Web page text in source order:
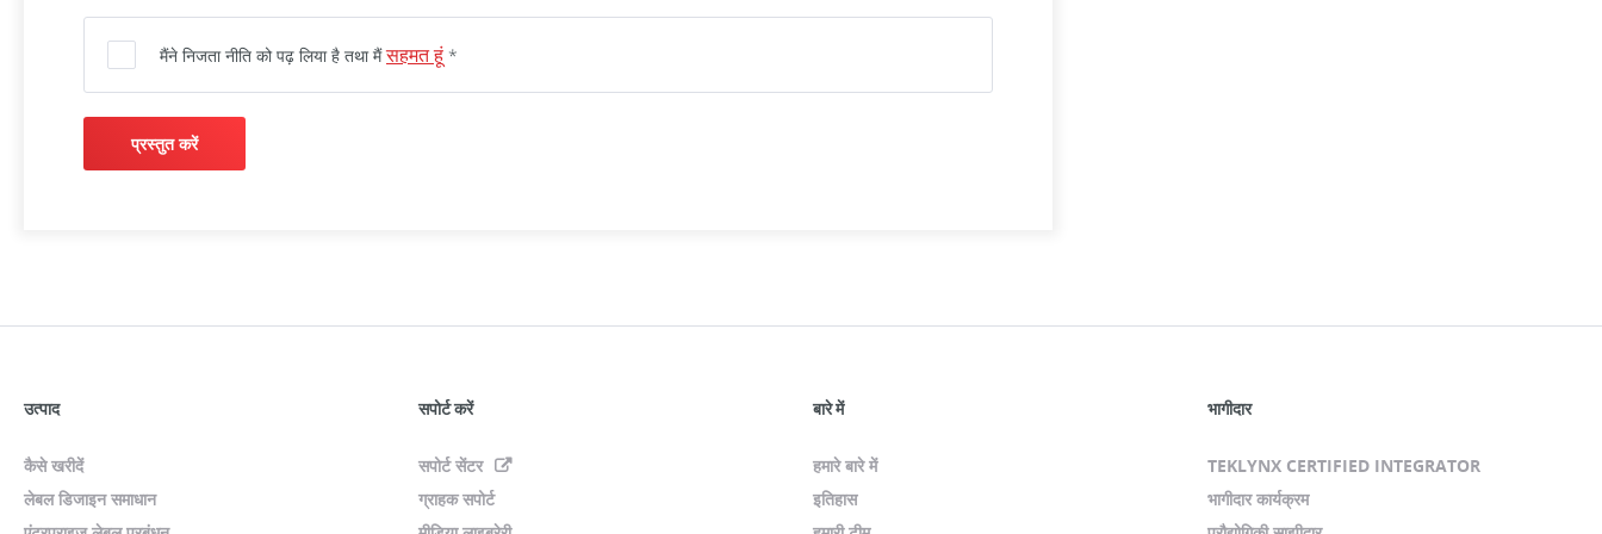
मैंने निजता नीति को पढ़ लिया है तथा मैंसहमत हूं *
प्रस्तुत करें
उत्पाद
कैसे खरीदें
लेबल डिजाइन समाधान
सपोर्ट करें
सपोर्ट सेंटर
ग्राहक सपोर्ट
बारे में
हमारे बारे में
इतिहास
भागीदार
TEKLYNX CERTIFIED INTEGRATOR
भागीदार कार्यक्रम